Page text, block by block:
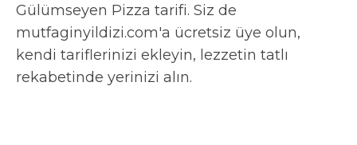
Gülümseyen Pizza tarifi. Siz de
mutfaginyildizi.com'a ücretsiz üye olun,
kendi tariflerinizi ekleyin, lezzetin tatlı
rekabetinde yerinizi alın.